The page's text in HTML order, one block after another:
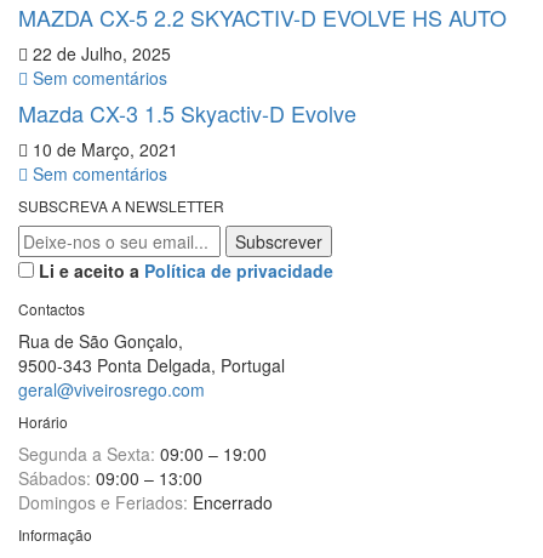
MAZDA CX-5 2.2 SKYACTIV-D EVOLVE HS AUTO
22 de Julho, 2025
Sem comentários
Mazda CX-3 1.5 Skyactiv-D Evolve
10 de Março, 2021
Sem comentários
SUBSCREVA A NEWSLETTER
Li e aceito a Política de privacidade
Contactos
Rua de São Gonçalo,
9500-343 Ponta Delgada, Portugal
geral@viveirosrego.com
Horário
Segunda a Sexta: 09:00 – 19:00
Sábados: 09:00 – 13:00
Domingos e Feriados: Encerrado
Informação